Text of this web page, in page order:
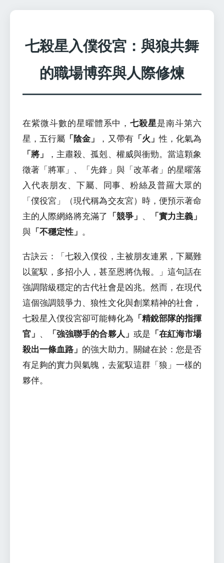
七殺星入僕役宮：與狼共舞
的職場博弈與人際修煉
在紫微斗數的星曜體系中，七殺星是南斗第六
星，五行屬 「陰金」 ，又帶有「火」性，化氣為
「將」
，主肅殺、孤剋、權威與衝勁。當這顆象
徵著「將軍」、「先鋒」與「改革者」的星曜落
入代表朋友、下屬、同事、粉絲及普羅大眾的
「僕役宮」（現代稱為交友宮）時，便預示著命
主的人際網絡將充滿了 「競爭」 、
「實力主義」
與 「不穩定性」 。
古訣云：「七殺入僕役，主被朋友連累，下屬難
以駕馭，多招小人，甚至恩將仇報。」這句話在
強調階級穩定的古代社會是凶兆。然而，在現代
這個強調競爭力、狼性文化與創業精神的社會，
七殺星入僕役宮卻可能轉化為 「精銳部隊的指揮
官」 、 「強強聯手的合夥人」 或是 「在紅海市場
殺出一條血路」 的強大助力。關鍵在於：您是否
有足夠的實力與氣魄，去駕馭這群「狼」一樣的
夥伴。